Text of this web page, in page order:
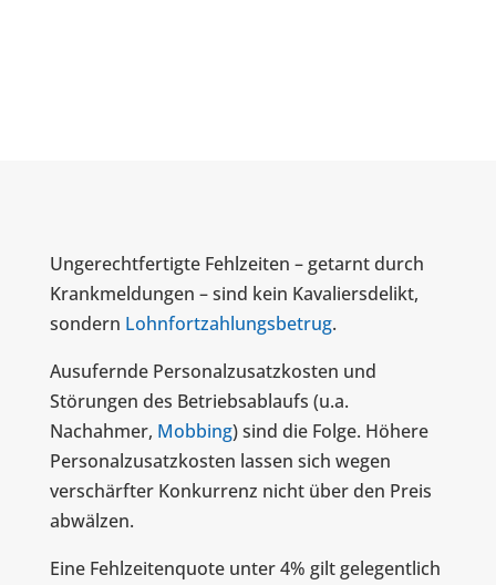
Ungerechtfertigte Fehlzeiten – getarnt durch
Krankmeldungen – sind kein Kavaliersdelikt,
sondern Lohnfortzahlungsbetrug.
Ausufernde Personalzusatzkosten und
Störungen des Betriebsablaufs (u.a.
Nachahmer, Mobbing) sind die Folge. Höhere
Personalzusatzkosten lassen sich wegen
verschärfter Konkurrenz nicht über den Preis
abwälzen.
Eine Fehlzeitenquote unter 4% gilt gelegentlich